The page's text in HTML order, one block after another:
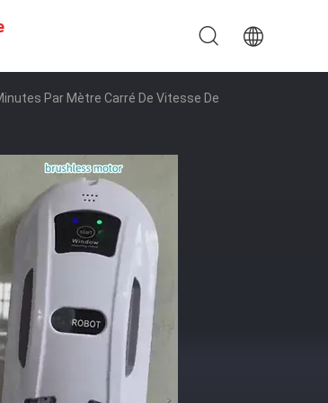
Par Mètre Carré De Vitesse De